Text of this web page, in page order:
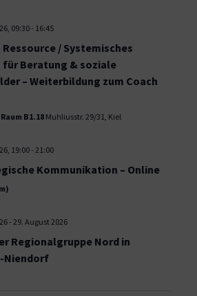
09:30- 16:45
/ Systemisches
für Beratung & soziale
– Weiterbildung zum Coach
B1.18 Muhliusstr. 29/31, Kiel
19:00- 21:00
Kommunikation – Online
- 29. August 2026
Regionalgruppe Nord in
Niendorf